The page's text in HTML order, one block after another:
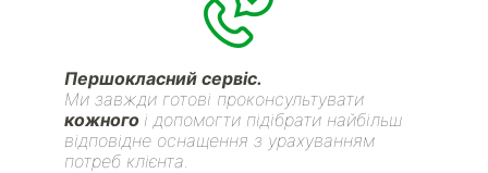
Першокласний сервіс.
Ми завжди готові проконсультувати
кожного і допомогти підібрати найбільш
відповідне оснащення з урахуванням
потреб клієнта.